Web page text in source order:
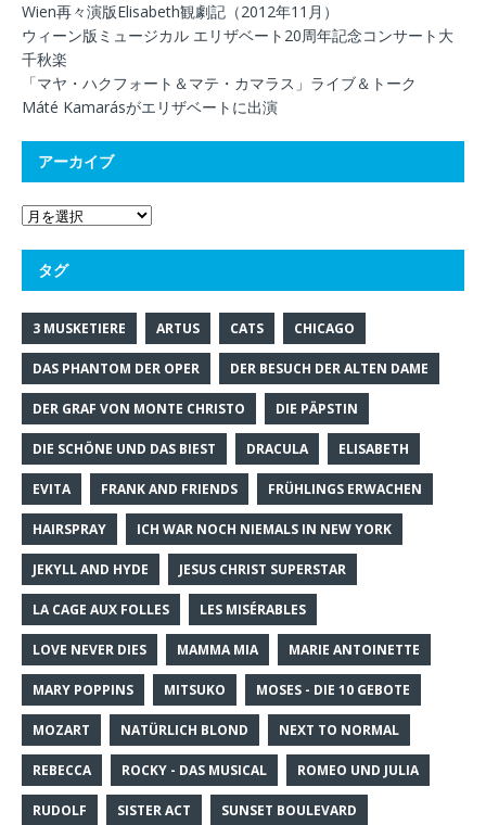
Wien再々演版Elisabeth観劇記（2012年11月）
ウィーン版ミュージカル エリザベート20周年記念コンサート大
千秋楽
「マヤ・ハクフォート＆マテ・カマラス」ライブ＆トーク
Máté Kamarásがエリザベートに出演
アーカイブ
タグ
3 MUSKETIERE ARTUS CATS CHICAGO
DAS PHANTOM DER OPER DER BESUCH DER ALTEN DAME
DER GRAF VON MONTE CHRISTO DIE PÄPSTIN
DIE SCHÖNE UND DAS BIEST DRACULA ELISABETH
EVITA FRANK AND FRIENDS FRÜHLINGS ERWACHEN
HAIRSPRAY ICH WAR NOCH NIEMALS IN NEW YORK
JEKYLL AND HYDE JESUS CHRIST SUPERSTAR
LA CAGE AUX FOLLES LES MISÉRABLES
LOVE NEVER DIES MAMMA MIA MARIE ANTOINETTE
MARY POPPINS MITSUKO MOSES - DIE 10 GEBOTE
MOZART NATÜRLICH BLOND NEXT TO NORMAL
REBECCA ROCKY - DAS MUSICAL ROMEO UND JULIA
RUDOLF SISTER ACT SUNSET BOULEVARD